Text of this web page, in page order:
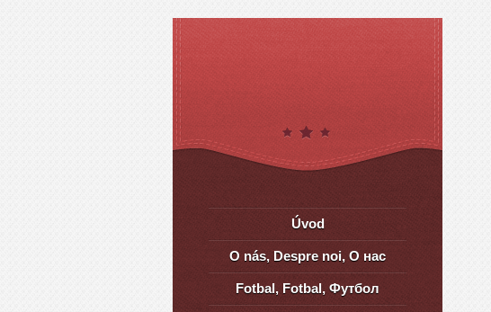
Úvod
O nás, Despre noi, О нас
Fotbal, Fotbal, Футбол